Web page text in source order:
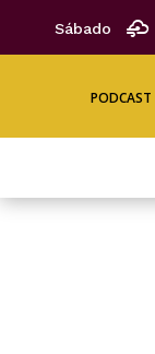
Sábado
PODCAST